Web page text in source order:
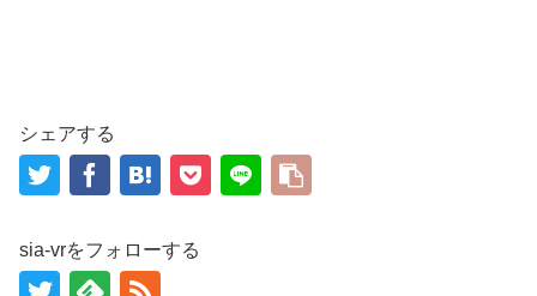
シェアする
sia-vrをフォローする